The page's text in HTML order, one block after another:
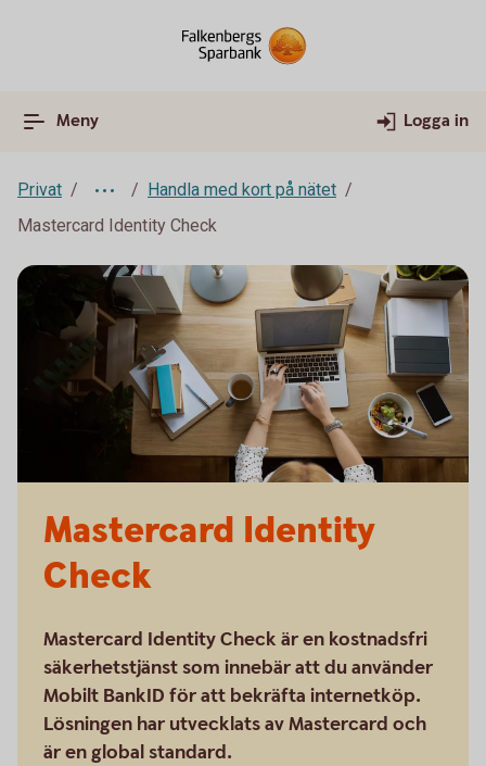
Meny Logga in
Privat
Handla med kort på nätet
Mastercard Identity Check
Mastercard Identity
Check
Mastercard Identity Check är en kostnadsfri
säkerhetstjänst som innebär att du använder
Mobilt BankID för att bekräfta internetköp.
Lösningen har utvecklats av Mastercard och
är en global standard.